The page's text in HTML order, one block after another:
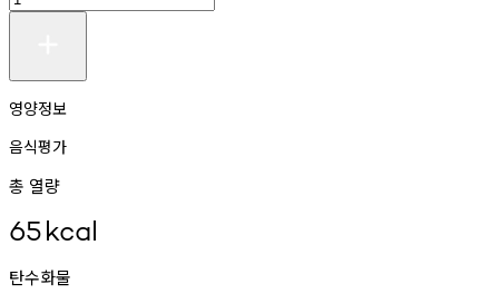
영양정보
음식평가
총 열량
65kcal
탄수화물